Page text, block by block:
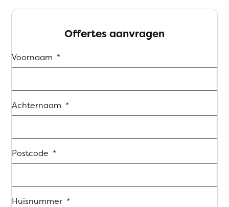
Offertes aanvragen
Voornaam *
Achternaam *
Postcode *
Huisnummer *